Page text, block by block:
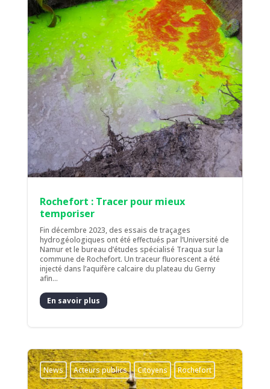
Rochefort : Tracer pour mieux
temporiser
Fin décembre 2023, des essais de traçages
hydrogéologiques ont été effectués par l’Université de
Namur et le bureau d’études spécialisé Traqua sur la
commune de Rochefort. Un traceur fluorescent a été
injecté dans l’aquifère calcaire du plateau du Gerny
afin...
En savoir plus
News Acteurs publics Citoyens Rochefort